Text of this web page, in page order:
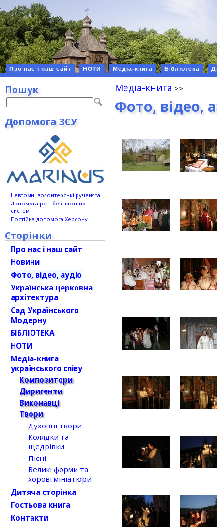
Про нас і наш сайт НОТИ Медіа-книга Бібліотека
Медіа-книга
Фото, відео,
Пошук
Допомога ЗСУ
Невтомні волонтерські рученята
Допомога роті безпілотних
систем
Постійна допомога Херсону
Сторінки
Про нас і наш сайт
Новини
Фото, відео, аудіо
Українська церковна
архітектура
Сад Українського
Модерну
БІБЛІОТЕКА
НОТИ
Медіа-книга
українського співу
Композитори
Диригенти
Виконавці
Твори
Духовні твори
Колядки та
щедрівки
Пісні
Великі форми та
хорові мініатюри
Дитяча сторінка
Гостьова книга
Контакти